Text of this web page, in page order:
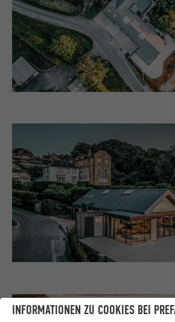
INFORMATIONEN ZU COOKIES BEI